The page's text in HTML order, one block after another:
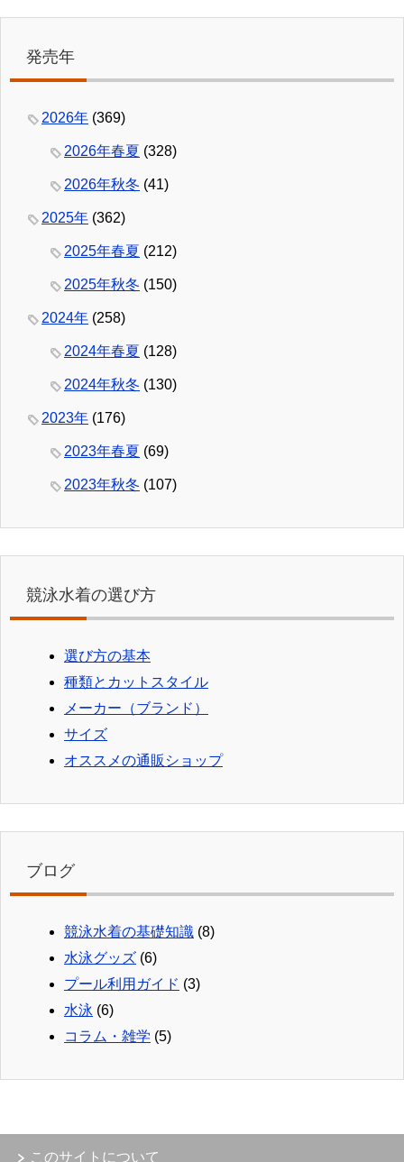
発売年
2026年 (369)
2026年春夏 (328)
2026年秋冬 (41)
2025年 (362)
2025年春夏 (212)
2025年秋冬 (150)
2024年 (258)
2024年春夏 (128)
2024年秋冬 (130)
2023年 (176)
2023年春夏 (69)
2023年秋冬 (107)
競泳水着の選び方
選び方の基本
種類とカットスタイル
メーカー（ブランド）
サイズ
オススメの通販ショップ
ブログ
競泳水着の基礎知識 (8)
水泳グッズ (6)
プール利用ガイド (3)
水泳 (6)
コラム・雑学 (5)
このサイトについて